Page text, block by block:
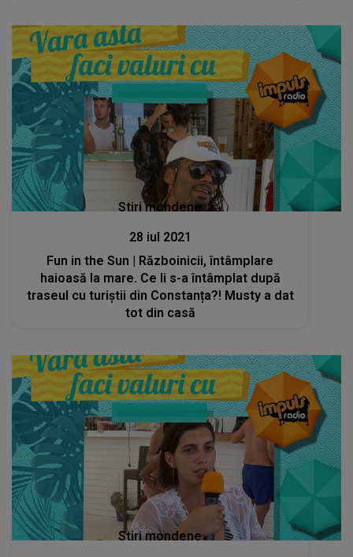
Stiri mondene
28 iul 2021
Fun in the Sun | Războinicii, întâmplare
haioasă la mare. Ce li s-a întâmplat după
traseul cu turiștii din Constanța?! Musty a dat
tot din casă
Stiri mondene